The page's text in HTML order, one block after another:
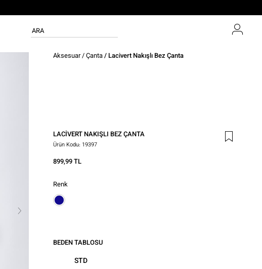
Aksesuar/Çanta/ Lacivert Nakışlı Bez Çanta
LACIVERT NAKIŞLI BEZ ÇANTA
Ürün Kodu: 19397
899,99 TL
Renk
BEDEN TABLOSU
STD